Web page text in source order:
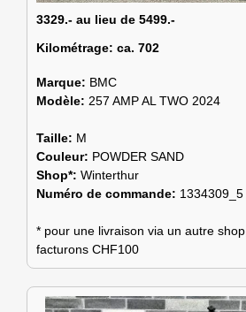
3329.- au lieu de 5499.-
Kilométrage: ca. 702
Marque: BMC
Modèle: 257 AMP AL TWO 2024
Taille: M
Couleur: POWDER SAND
Shop*: Winterthur
Numéro de commande: 1334309_5
* pour une livraison via un autre
facturons CHF100